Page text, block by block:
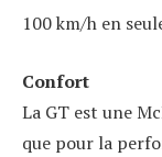
100 km/h en
Confort
La GT est une
que pour la